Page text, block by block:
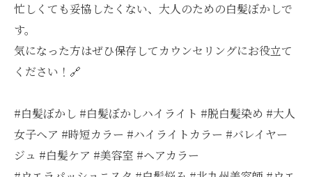
忙しくても妥協したくない、大人のための白髪ぼかしで
す。
気になった方はぜひ保存してカウンセリングにお役立て
ください！🔗
#白髪ぼかし #白髪ぼかしハイライト #脱白髪染め #大人
女子ヘア #時短カラー #ハイライトカラー #バレイヤー
ジュ #白髪ケア #美容室 #ヘアカラー